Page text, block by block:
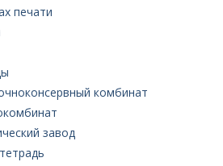
печати
комбинат
завод